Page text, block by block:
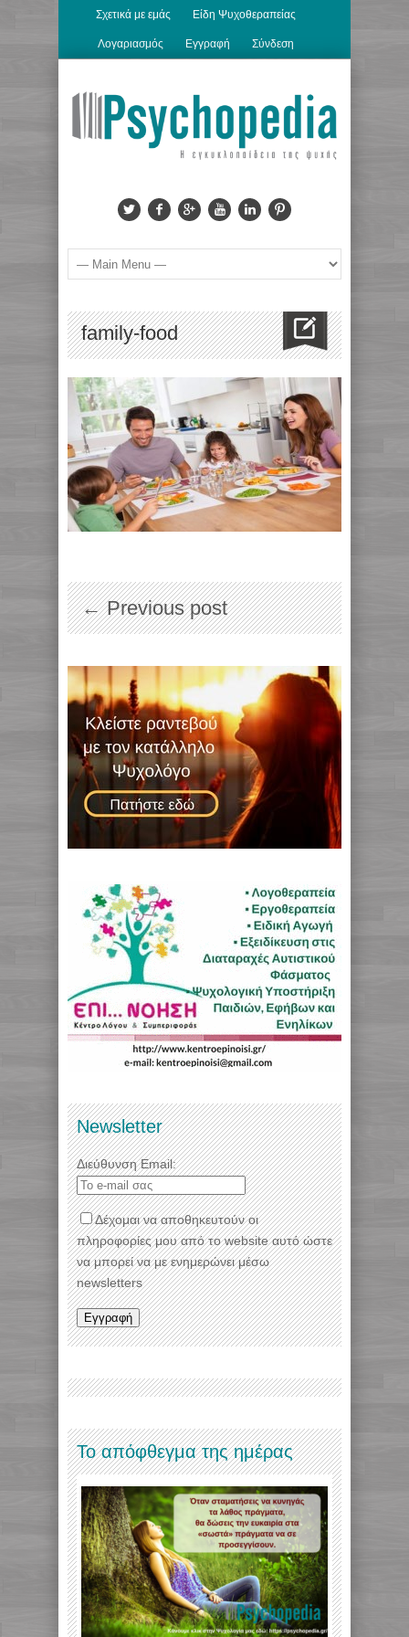
Σχετικά με εμάς Είδη Ψυχοθεραπείας
Λογαριασμός Εγγραφή Σύνδεση
family-food
← Previous post
Newsletter
Διεύθυνση Email:
Δέχομαι να αποθηκευτούν οι
πληροφορίες μου από το website αυτό ώστε
να μπορεί να με ενημερώνει μέσω
newsletters
Το απόφθεγμα της ημέρας